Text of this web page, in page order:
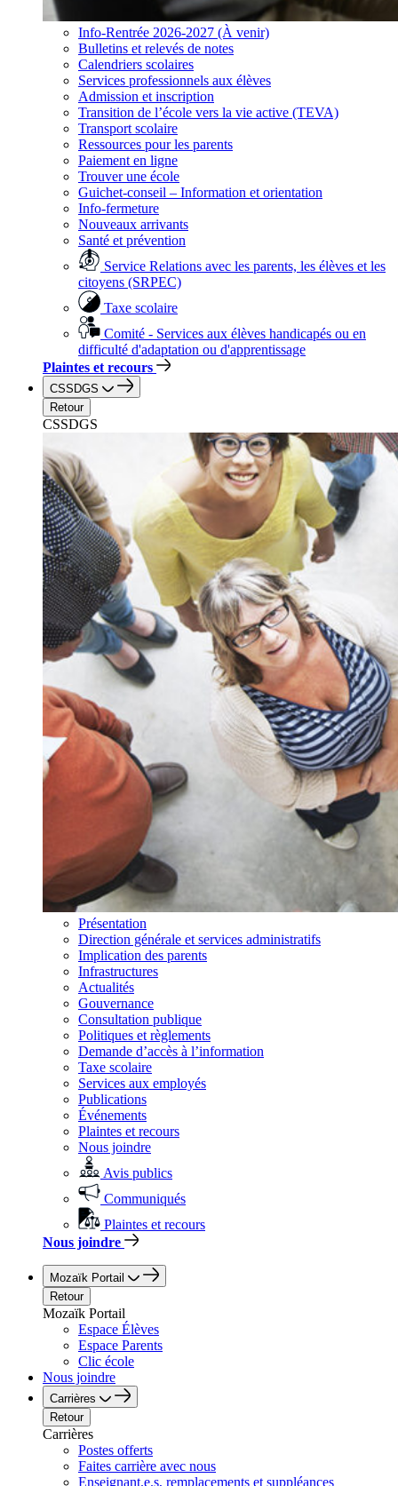
Info-Rentrée 2026-2027 (À venir)
Bulletins et relevés de notes
Calendriers scolaires
Services professionnels aux élèves
Admission et inscription
Transition de l’école vers la vie active (TEVA)
Transport scolaire
Ressources pour les parents
Paiement en ligne
Trouver une école
Guichet-conseil – Information et orientation
Info-fermeture
Nouveaux arrivants
Santé et prévention
Service Relations avec les parents, les élèves et les
citoyens (SRPEC)
Taxe scolaire
Comité - Services aux élèves handicapés ou en
difficulté d'adaptation ou d'apprentissage
Plaintes et recours
CSSDGS
Retour
CSSDGS
Présentation
Direction générale et services administratifs
Implication des parents
Infrastructures
Actualités
Gouvernance
Consultation publique
Politiques et règlements
Demande d’accès à l’information
Taxe scolaire
Services aux employés
Publications
Événements
Plaintes et recours
Nous joindre
Avis publics
Communiqués
Plaintes et recours
Nous joindre
Mozaïk Portail
Retour
Mozaïk Portail
Espace Élèves
Espace Parents
Clic école
Nous joindre
Carrières
Retour
Carrières
Postes offerts
Faites carrière avec nous
Enseignant.e.s, remplacements et suppléances